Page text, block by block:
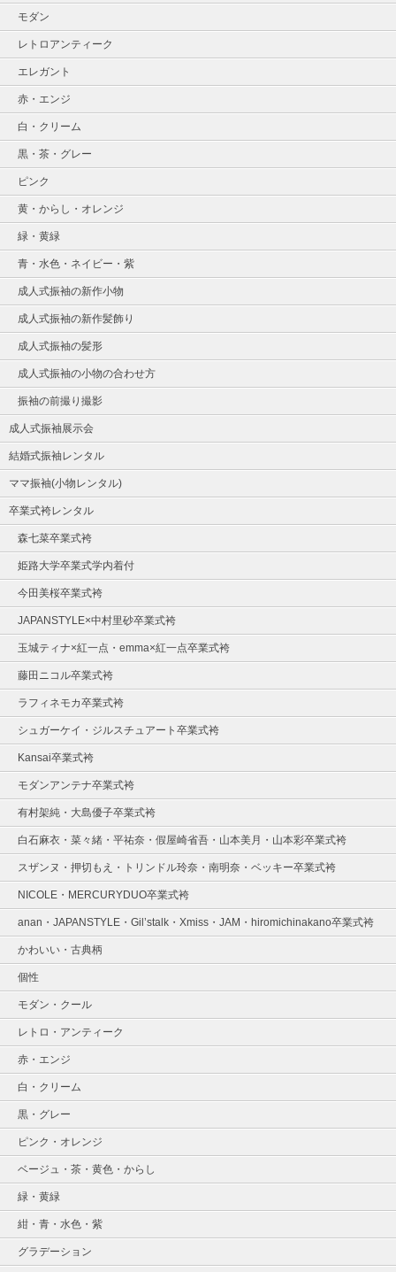
モダン
レトロアンティーク
エレガント
赤・エンジ
白・クリーム
黒・茶・グレー
ピンク
黄・からし・オレンジ
緑・黄緑
青・水色・ネイビー・紫
成人式振袖の新作小物
成人式振袖の新作髪飾り
成人式振袖の髪形
成人式振袖の小物の合わせ方
振袖の前撮り撮影
成人式振袖展示会
結婚式振袖レンタル
ママ振袖(小物レンタル)
卒業式袴レンタル
森七菜卒業式袴
姫路大学卒業式学内着付
今田美桜卒業式袴
JAPANSTYLE×中村里砂卒業式袴
玉城ティナ×紅一点・emma×紅一点卒業式袴
藤田ニコル卒業式袴
ラフィネモカ卒業式袴
シュガーケイ・ジルスチュアート卒業式袴
Kansai卒業式袴
モダンアンテナ卒業式袴
有村架純・大島優子卒業式袴
白石麻衣・菜々緒・平祐奈・假屋崎省吾・山本美月・山本彩卒業式袴
スザンヌ・押切もえ・トリンドル玲奈・南明奈・ベッキー卒業式袴
NICOLE・MERCURYDUO卒業式袴
anan・JAPANSTYLE・Gil’stalk・Xmiss・JAM・hiromichinakano卒業式袴
かわいい・古典柄
個性
モダン・クール
レトロ・アンティーク
赤・エンジ
白・クリーム
黒・グレー
ピンク・オレンジ
ベージュ・茶・黄色・からし
緑・黄緑
紺・青・水色・紫
グラデーション